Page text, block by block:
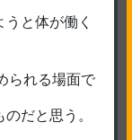
と体が働く
られる場面で
だと思う。